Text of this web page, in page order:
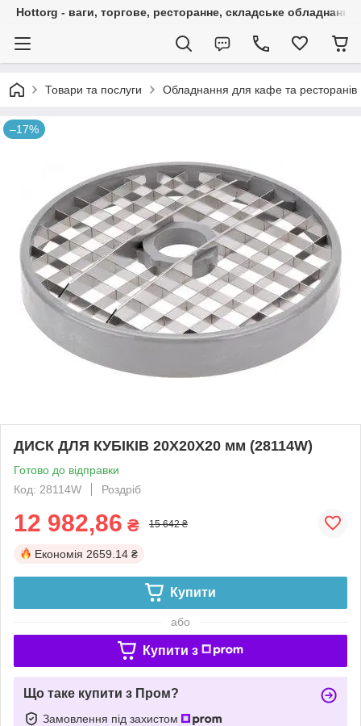
Hottorg - ваги, торгове, ресторанне, складське обладнання
Товари та послуги Обладнання для кафе та ресторанів
–17%
ДИСК ДЛЯ КУБІКІВ 20X20X20 мм (28114W)
Готово до відправки
Код: 28114W
Роздріб
12 982,86 ₴ 15 642 ₴
Економія 2659.14 ₴
Купити
або
Купити з
Що таке купити з Пром?
Замовлення під захистом